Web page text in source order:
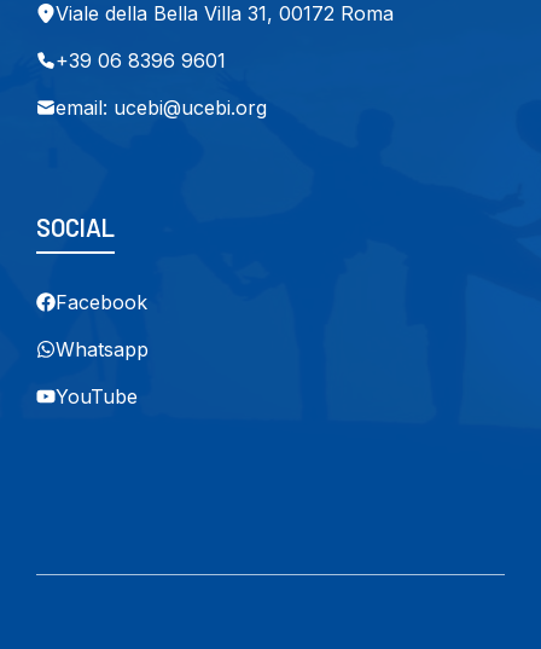
Viale della Bella Villa 31, 00172 Roma
+39 06 8396 9601
email: ucebi@ucebi.org
SOCIAL
Facebook
Whatsapp
YouTube